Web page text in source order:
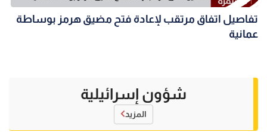
تفاصيل اتفاق مرتقب لإعادة فتح مضيق هرمز بوساطة
عمانية
شؤون إسرائيلية
المزيد